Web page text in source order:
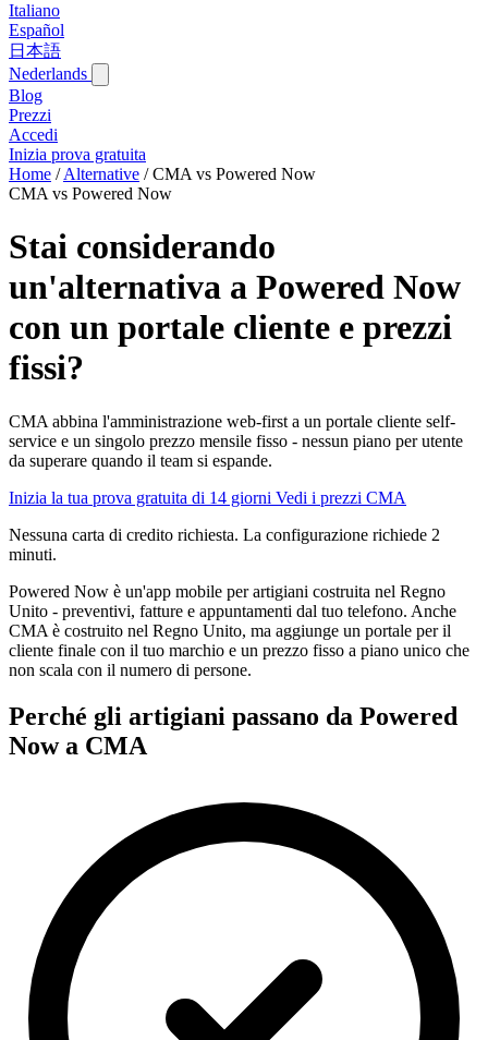
Italiano
Español
日本語
Nederlands
Blog‎
Prezzi
Accedi
Inizia prova gratuita
Home / Alternative / CMA vs Powered Now
CMA vs Powered Now
Stai considerando
un'alternativa a Powered Now
con un portale cliente e prezzi
fissi?
CMA abbina l'amministrazione web-first a un portale cliente self-
service e un singolo prezzo mensile fisso - nessun piano per utente
da superare quando il team si espande.
Inizia la tua prova gratuita di 14 giorni Vedi i prezzi CMA
Nessuna carta di credito richiesta. La configurazione richiede 2
minuti.
Powered Now è un'app mobile per artigiani costruita nel Regno
Unito - preventivi, fatture e appuntamenti dal tuo telefono. Anche
CMA è costruito nel Regno Unito, ma aggiunge un portale per il
cliente finale con il tuo marchio e un prezzo fisso a piano unico che
non scala con il numero di persone.
Perché gli artigiani passano da Powered
Now a CMA